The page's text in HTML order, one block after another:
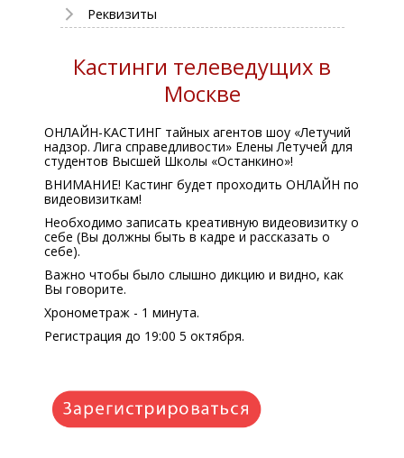
Реквизиты
Кастинги телеведущих в
Москве
ОНЛАЙН-КАСТИНГ тайных агентов шоу «Летучий
надзор. Лига справедливости» Елены Летучей для
студентов Высшей Школы «Останкино»!
ВНИМАНИЕ! Кастинг будет проходить ОНЛАЙН по
видеовизиткам!
Необходимо записать креативную видеовизитку о
себе (Вы должны быть в кадре и рассказать о
себе).
Важно чтобы было слышно дикцию и видно, как
Вы говорите.
Хронометраж - 1 минута.
Регистрация до 19:00 5 октября.